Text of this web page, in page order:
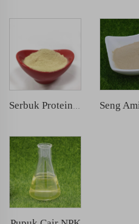
Serbuk Protein Ikan